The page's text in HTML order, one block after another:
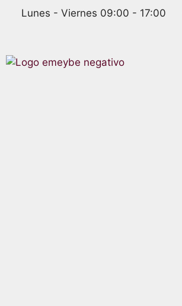
Lunes - Viernes 09:00 - 17:00